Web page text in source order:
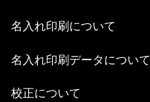
名入れ印刷について
名入れ印刷データについて
校正について